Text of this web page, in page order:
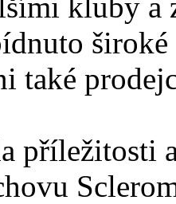
také
příležitosti